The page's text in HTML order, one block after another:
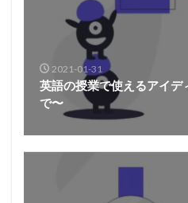
2021-01-31
英語の授業で使えるアイデ
で〜